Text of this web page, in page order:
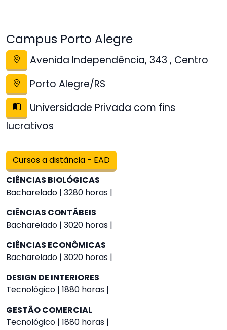
Campus Porto Alegre
Avenida Independência, 343 , Centro
Porto Alegre/RS
Universidade Privada com fins
lucrativos
Cursos a distância - EAD
CIÊNCIAS BIOLÓGICAS
Bacharelado | 3280 horas |
CIÊNCIAS CONTÁBEIS
Bacharelado | 3020 horas |
CIÊNCIAS ECONÔMICAS
Bacharelado | 3020 horas |
DESIGN DE INTERIORES
Tecnológico | 1880 horas |
GESTÃO COMERCIAL
Tecnológico | 1880 horas |